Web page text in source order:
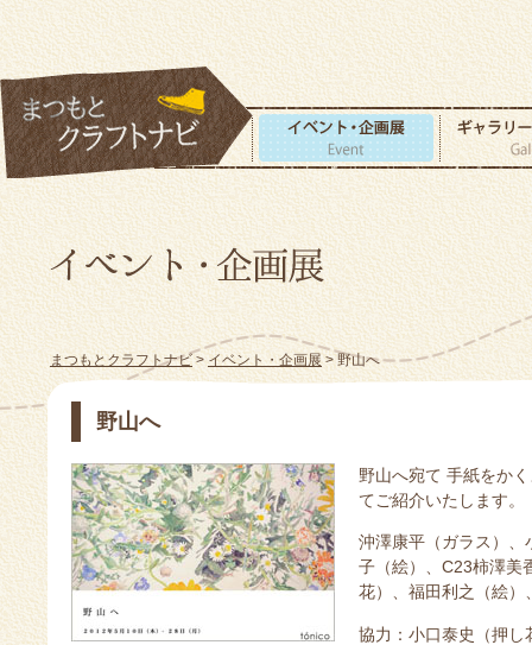
まつもとクラフトナビ>イベント・企画展> 野山へ
野山へ
野山へ宛て 手紙をか
てご紹介いたします。
沖澤康平（ガラス）、
子（絵）、C23柿澤美
花）、福田利之（絵
協力：小口泰史（押し